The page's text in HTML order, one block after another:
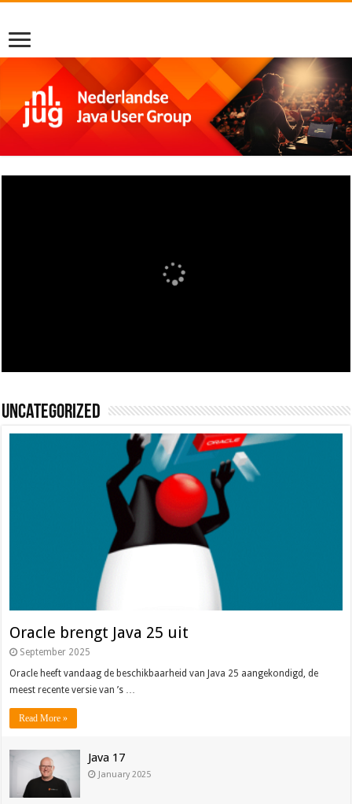
Uncategorized
Oracle brengt Java 25 uit
September 2025
Oracle heeft vandaag de beschikbaarheid van Java 25 aangekondigd, de
meest recente versie van ’s …
Read More »
Java 17
January 2025